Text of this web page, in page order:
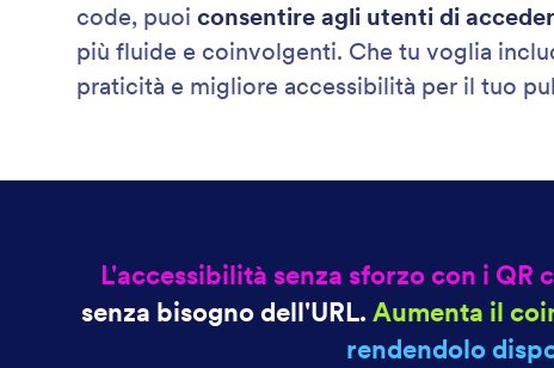
code, puoi consentire agli utenti di
più fluide e coinvolgenti. Che tu voglia
praticità e migliore accessibilità per il tuo
L'accessibilità senza sforzo con i QR
senza bisogno dell'URL. Aumenta il
rendendolo